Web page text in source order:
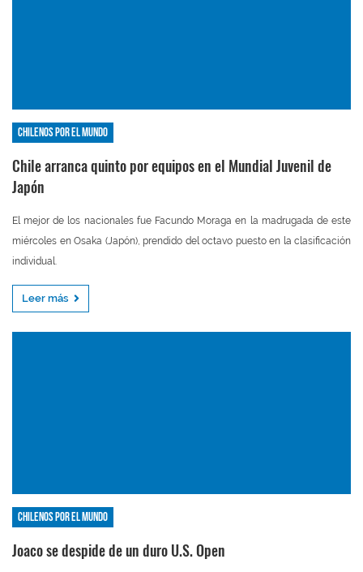
Chilenos por el mundo
Chile arranca quinto por equipos en el Mundial Juvenil de
Japón
El mejor de los nacionales fue Facundo Moraga en la madrugada de este
miércoles en Osaka (Japón), prendido del octavo puesto en la clasificación
individual.
Leer más
Chilenos por el mundo
Joaco se despide de un duro U.S. Open